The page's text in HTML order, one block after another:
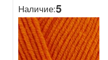
Наличие:5